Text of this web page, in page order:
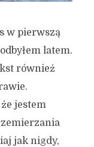
w pierwszą
latem.
również
jestem
jak nigdy,